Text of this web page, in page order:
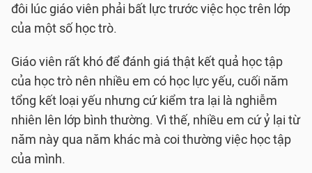
đôi lúc giáo viên phải bất lực trước việc học trên lớp
của một số học trò.
Giáo viên rất khó để đánh giá thật kết quả học tập
của học trò nên nhiều em có học lực yếu, cuối năm
tổng kết loại yếu nhưng cứ kiểm tra lại là nghiễm
nhiên lên lớp bình thường. Vì thế, nhiều em cứ ỷ lại từ
năm này qua năm khác mà coi thường việc học tập
của mình.